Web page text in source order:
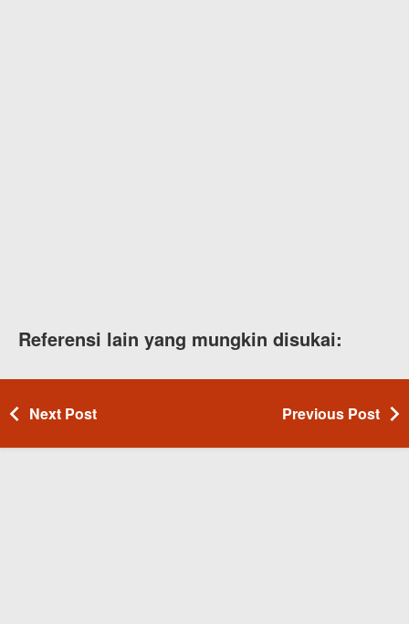
Referensi lain yang mungkin disukai:
Next Post Previous Post